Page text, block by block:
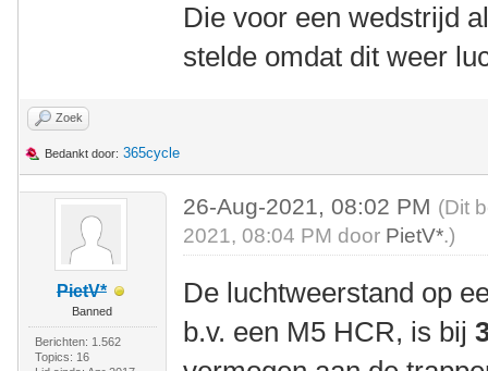
Die voor een wedstrijd
stelde omdat dit weer
Zoek
Bedankt door: 365cycle
PietV*
Banned
Berichten: 1.562
Topics: 16
26-Aug-2021, 08:02 PM (Dit
2021, 08:04 PM door PietV*.)
De luchtweerstand op
b.v. een M5 HCR, is bij